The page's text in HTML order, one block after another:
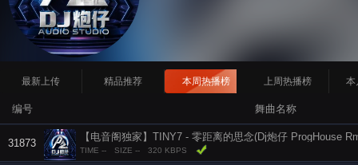
最新上传 精品推荐 本周热播榜 上周热播榜 本
编号 舞曲名称
31873
【电音阁独家】TINY7 - 零距离的思念(Dj炮仔 ProgHouse
TIME -- SIZE -- 320 KBPS